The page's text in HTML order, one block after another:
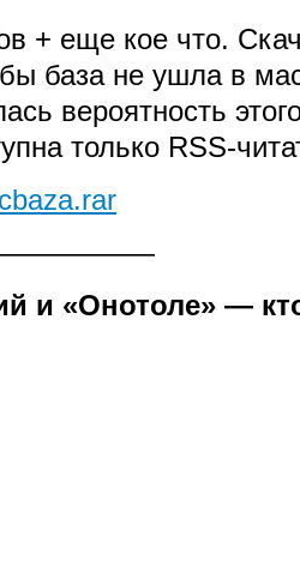
+ еще кое что.
база не ушла в
вероятность
только RSS-
и «Онотоле» —